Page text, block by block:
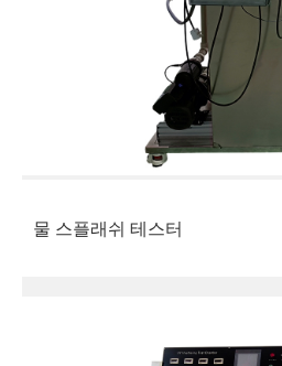
물 스플래쉬 테스터